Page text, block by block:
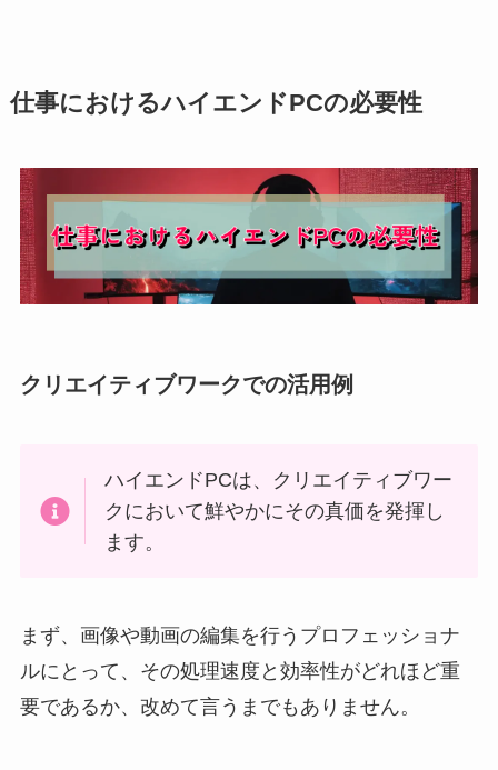
仕事におけるハイエンドPCの必要性
クリエイティブワークでの活用例
ハイエンドPCは、クリエイティブワー
クにおいて鮮やかにその真価を発揮し
ます。
まず、画像や動画の編集を行うプロフェッショナ
ルにとって、その処理速度と効率性がどれほど重
要であるか、改めて言うまでもありません。